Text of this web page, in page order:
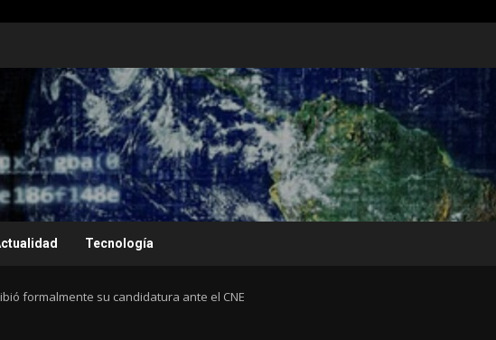
Tecnología
formalmente su candidatura ante el CNE